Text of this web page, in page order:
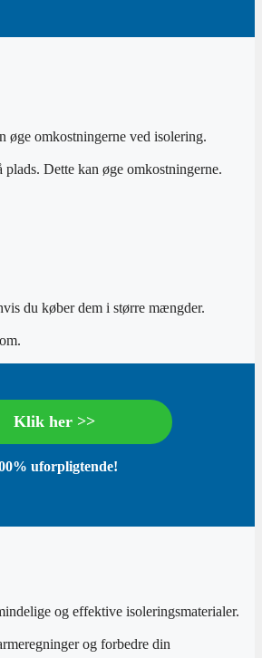
øge omkostningerne ved isolering.
Dette kan øge omkostningerne.
du køber dem i større mængder.
Klik her >>
uforpligtende!
og effektive isoleringsmaterialer.
og forbedre din